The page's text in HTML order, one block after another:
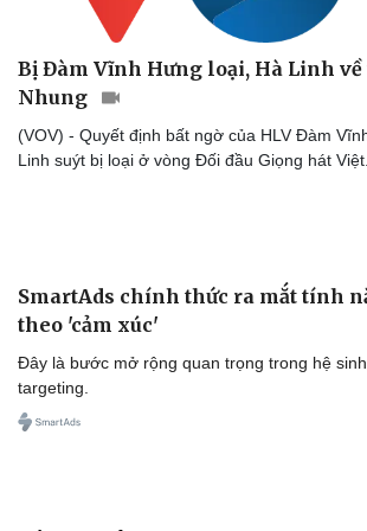
Bị Đàm Vĩnh Hưng loại, Hà Linh
Nhung
(VOV) - Quyết định bất ngờ của HLV Đàm
Linh suýt bị loại ở vòng Đối đầu Giọng hát Việt.